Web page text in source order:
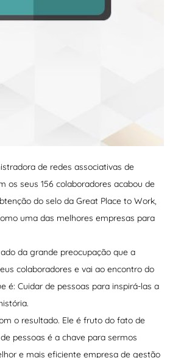
de redes associativas de
os seus 156 colaboradores acabou de
do selo da Great Place to Work,
uma das melhores empresas para
da grande preocupação que a
colaboradores e vai ao encontro do
é: Cuidar de pessoas para inspirá-las a
o resultado. Ele é fruto do fato de
pessoas é a chave para sermos
e mais eficiente empresa de gestão